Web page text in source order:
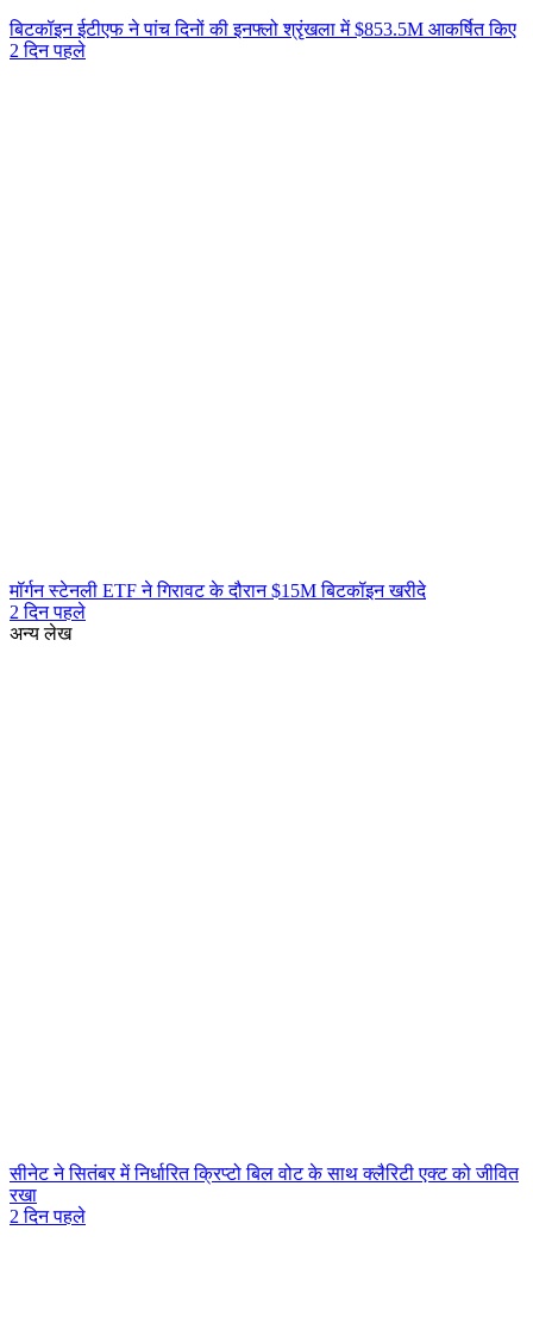
बिटकॉइन ईटीएफ ने पांच दिनों की इनफ्लो श्रृंखला में $853.5M आकर्षित किए
2 दिन पहले
मॉर्गन स्टेनली ETF ने गिरावट के दौरान $15M बिटकॉइन खरीदे
2 दिन पहले
अन्य लेख
सीनेट ने सितंबर में निर्धारित क्रिप्टो बिल वोट के साथ क्लैरिटी एक्ट को जीवित
रखा
2 दिन पहले